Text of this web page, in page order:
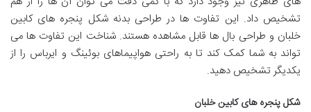
تشخیص داد. این تفاوت ها در طراحی بدنه شکل پنجره های کابین
خلبان و طراحی بال ها قابل مشاهده هستند. شناخت این تفاوت ها می
تواند به شما کمک کند تا به راحتی هواپیماهای بوئینگ و ایرباس را از
یکدیگر تشخیص دهید.
شکل پنجره های کابین خلبان